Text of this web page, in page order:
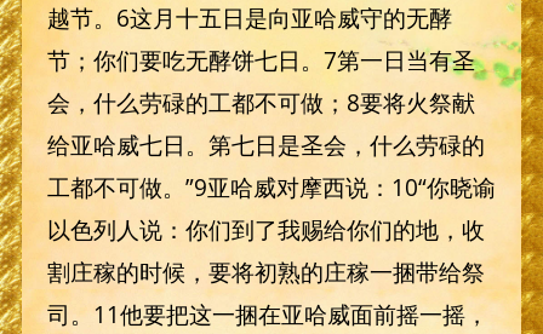
越节。6这月十五日是向亚哈威守的无酵
节；你们要吃无酵饼七日。7第一日当有圣
会，什么劳碌的工都不可做；8要将火祭献
给亚哈威七日。第七日是圣会，什么劳碌的
工都不可做。”9亚哈威对摩西说：10“你晓谕
以色列人说：你们到了我赐给你们的地，收
割庄稼的时候，要将初熟的庄稼一捆带给祭
司。11他要把这一捆在亚哈威面前摇一摇，